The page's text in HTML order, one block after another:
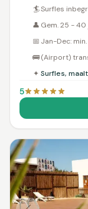
🏄Surfles
👤 Gem. 25 - 40
📅 Jan-Dec:
🚌(Airport)
✦ Surfles,
5